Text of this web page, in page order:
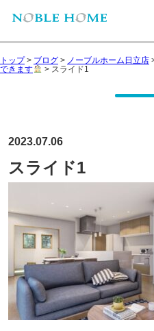
トップ> ブログ > ノーブルホーム日立店
できます
> スライド1
2023.07.06
スライド1